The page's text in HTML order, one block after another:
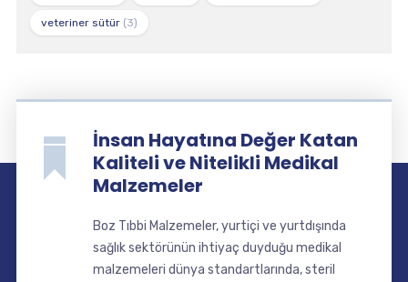
veteriner sütür(3)
İnsan Hayatına Değer Katan
Kaliteli ve Nitelikli Medikal
Malzemeler
Boz Tıbbi Malzemeler, yurtiçi ve yurtdışında
sağlık sektörünün ihtiyaç duyduğu medikal
malzemeleri dünya standartlarında, steril